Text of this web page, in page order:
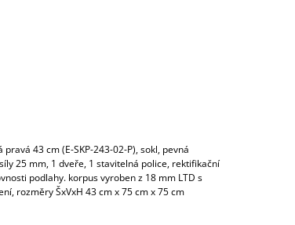
43 cm (E-SKP-243-02-P), sokl, pevná
25 mm, 1 dveře, 1 stavitelná police, rektifikační
podlahy. korpus vyroben z 18 mm LTD s
rozměry ŠxVxH 43 cm x 75 cm x 75 cm